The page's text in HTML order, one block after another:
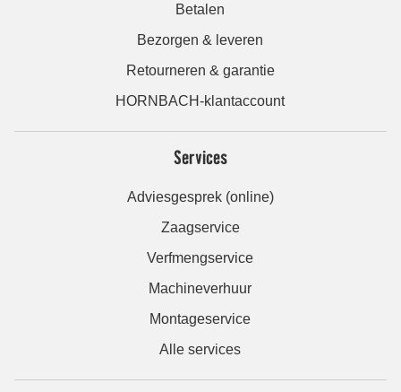
Betalen
Bezorgen & leveren
Retourneren & garantie
HORNBACH-klantaccount
Services
Adviesgesprek (online)
Zaagservice
Verfmengservice
Machineverhuur
Montageservice
Alle services